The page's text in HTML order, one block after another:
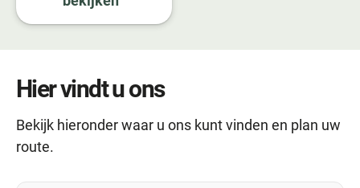
Hier vindt u ons
Bekijk hieronder waar u ons kunt vinden en plan uw
route.